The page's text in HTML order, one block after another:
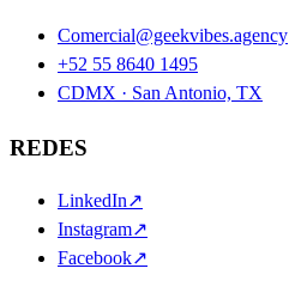
Comercial@geekvibes.agency
+52 55 8640 1495
CDMX · San Antonio, TX
REDES
LinkedIn↗
Instagram↗
Facebook↗